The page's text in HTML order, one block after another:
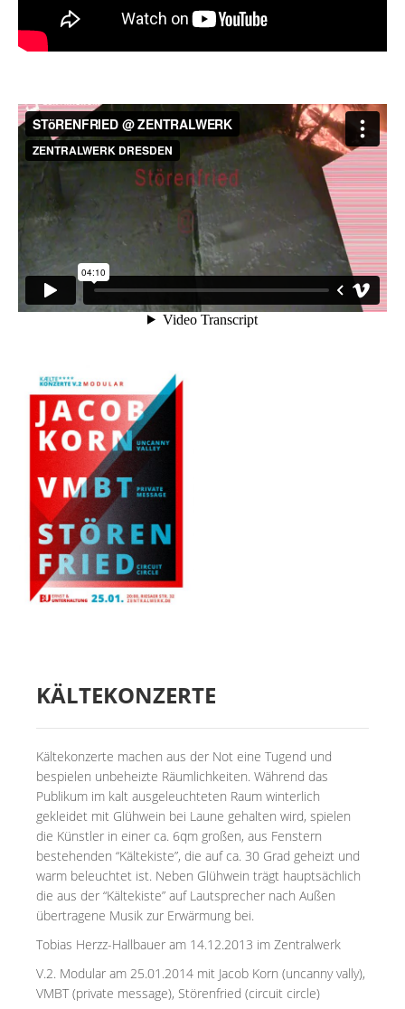
VERMIETUNG
NEWSLETTER
KÄLTEKONZERTE
Kältekonzerte machen aus der Not eine Tugend und
bespielen unbeheizte Räumlichkeiten. Während das
Publikum im kalt ausgeleuchteten Raum winterlich
gekleidet mit Glühwein bei Laune gehalten wird, spielen
die Künstler in einer ca. 6qm großen, aus Fenstern
bestehenden “Kältekiste”, die auf ca. 30 Grad geheizt und
warm beleuchtet ist. Neben Glühwein trägt hauptsächlich
die aus der “Kältekiste” auf Lautsprecher nach Außen
übertragene Musik zur Erwärmung bei.
Tobias Herzz-Hallbauer am 14.12.2013 im Zentralwerk
V.2. Modular am 25.01.2014 mit Jacob Korn (uncanny vally),
VMBT (private message), Störenfried (circuit circle)